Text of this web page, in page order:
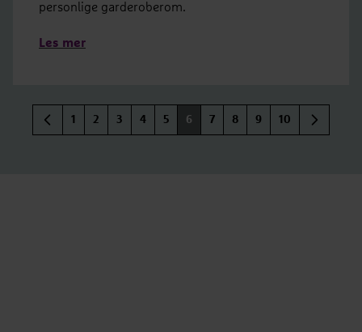
personlige garderoberom.
Les mer
1 2 3 4 5 6 7 8 9 10